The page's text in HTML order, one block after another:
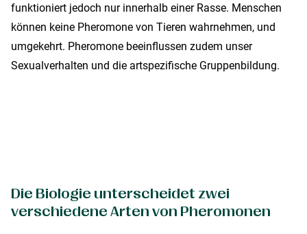
funktioniert jedoch nur innerhalb einer Rasse. Menschen
können keine Pheromone von Tieren wahrnehmen, und
umgekehrt. Pheromone beeinflussen zudem unser
Sexualverhalten und die artspezifische Gruppenbildung.
Die Biologie unterscheidet zwei
verschiedene Arten von Pheromonen